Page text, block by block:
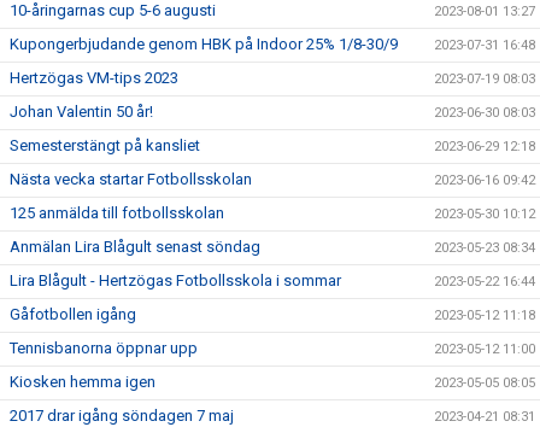
10-åringarnas cup 5-6 augusti 2023-08-01 13:27
Kupongerbjudande genom HBK på Indoor 25% 1/8-30/9 2023-07-31 16:48
Hertzögas VM-tips 2023 2023-07-19 08:03
Johan Valentin 50 år! 2023-06-30 08:03
Semesterstängt på kansliet 2023-06-29 12:18
Nästa vecka startar Fotbollsskolan 2023-06-16 09:42
125 anmälda till fotbollsskolan 2023-05-30 10:12
Anmälan Lira Blågult senast söndag 2023-05-23 08:34
Lira Blågult - Hertzögas Fotbollsskola i sommar 2023-05-22 16:44
Gåfotbollen igång 2023-05-12 11:18
Tennisbanorna öppnar upp 2023-05-12 11:00
Kiosken hemma igen 2023-05-05 08:05
2017 drar igång söndagen 7 maj 2023-04-21 08:31